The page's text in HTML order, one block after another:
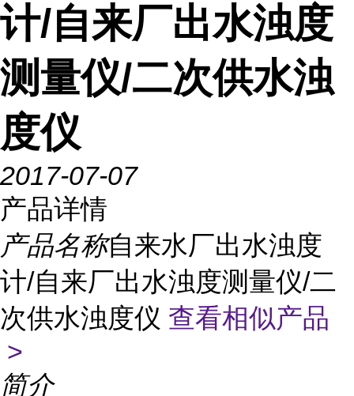
计/自来厂出水浊度
测量仪/二次供水浊
度仪
2017-07-07
产品详情
产品名称自来水厂出水浊度
计/自来厂出水浊度测量仪/二
次供水浊度仪 查看相似产品
>
简介